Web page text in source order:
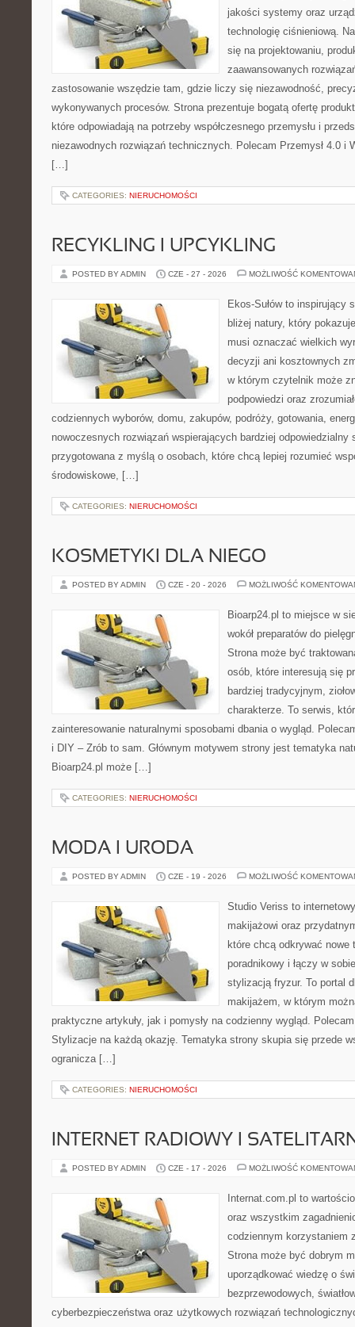
jakości systemy oraz
technologię ciśnieniową.
się na projektowaniu,
zaawansowanych
zastosowanie wszędzie tam, gdzie liczy się niezawodność,
wykonywanych procesów. Strona prezentuje bogatą ofertę
które odpowiadają na potrzeby współczesnego przemysłu i
niezawodnych rozwiązań technicznych. Polecam Przemysł 4.0 i
[…]
CATEGORIES: NIERUCHOMOŚCI
RECYKLING I UPCYKLING
POSTED BY ADMIN CZE - 27 - 2026 MOŻLIWOŚĆ
Ekos-Sułów to inspirujący
bliżej natury, który
musi oznaczać wielkich
decyzji ani kosztownych
w którym czytelnik może
podpowiedzi oraz
codziennych wyborów, domu, zakupów, podróży, gotowania,
nowoczesnych rozwiązań wspierających bardziej odpowiedzialny
przygotowana z myślą o osobach, które chcą lepiej rozumieć
środowiskowe, […]
CATEGORIES: NIERUCHOMOŚCI
KOSMETYKI DLA NIEGO
POSTED BY ADMIN CZE - 20 - 2026 MOŻLIWOŚĆ
Bioarp24.pl to miejsce w
wokół preparatów do
Strona może być
osób, które interesują się
bardziej tradycyjnym,
charakterze. To serwis,
zainteresowanie naturalnymi sposobami dbania o wygląd.
i DIY – Zrób to sam. Głównym motywem strony jest tematyka
Bioarp24.pl może […]
CATEGORIES: NIERUCHOMOŚCI
MODA I URODA
POSTED BY ADMIN CZE - 19 - 2026 MOŻLIWOŚĆ
Studio Veriss to
makijażowi oraz
które chcą odkrywać nowe
poradnikowy i łączy w
stylizacją fryzur. To portal
makijażem, w którym
praktyczne artykuły, jak i pomysły na codzienny wygląd.
Stylizacje na każdą okazję. Tematyka strony skupia się przede
ogranicza […]
CATEGORIES: NIERUCHOMOŚCI
INTERNET RADIOWY I
POSTED BY ADMIN CZE - 17 - 2026 MOŻLIWOŚĆ
Internat.com.pl to
oraz wszystkim
codziennym korzystaniem
Strona może być dobrym
uporządkować wiedzę o
bezprzewodowych,
cyberbezpieczeństwa oraz użytkowych rozwiązań